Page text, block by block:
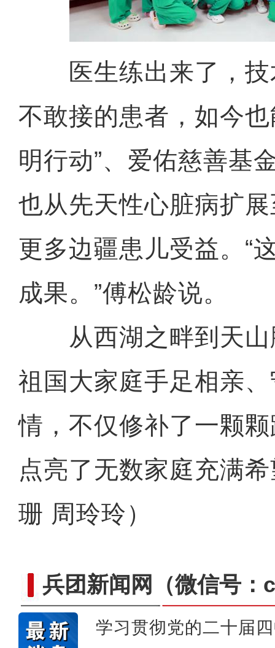
医生练出来了，技
不敢接的患者，如今
明行动”、爱佑慈善基
也从先天性心脏病扩
更多边疆患儿受益。“
成果。”傅松龄说。
从西湖之畔到天山
祖国大家庭手足相亲
情，不仅修补了一颗
点亮了无数家庭充满
珊 周玲玲）
兵团新闻网 （微信号
学习贯彻党的二十届
侨乡故事 | “新疆花儿